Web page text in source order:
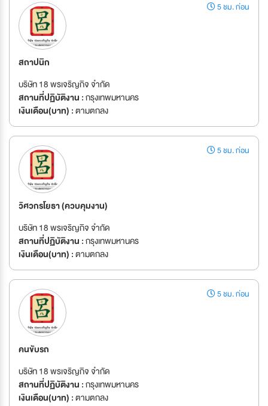
5 ชม. ก่อน
สถาปนิก
บริษัท 18 พรเจริญกิจ จำกัด
สถานที่ปฏิบัติงาน :กรุงเทพมหานคร
เงินเดือน(บาท) :ตามตกลง
5 ชม. ก่อน
วิศวกรโยธา (ควบคุมงาน)
บริษัท 18 พรเจริญกิจ จำกัด
สถานที่ปฏิบัติงาน :กรุงเทพมหานคร
เงินเดือน(บาท) :ตามตกลง
5 ชม. ก่อน
คนขับรถ
บริษัท 18 พรเจริญกิจ จำกัด
สถานที่ปฏิบัติงาน :กรุงเทพมหานคร
เงินเดือน(บาท) :ตามตกลง